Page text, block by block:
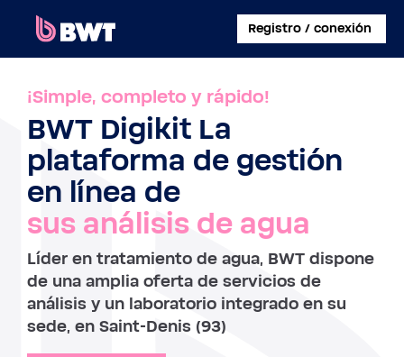
Registro / conexión
CONECTARSE A
CREAR UNA CUENTA DE USUARIO
REGISTRAR UN KIT SIN CUENTA
SOBRE BWT
CONTACTAR
¡Simple, completo y rápido!
BWT Digikit La
plataforma de gestión
en línea de
sus análisis de agua
Líder en tratamiento de agua, BWT dispone
de una amplia oferta de servicios de
análisis y un laboratorio integrado en su
sede, en Saint-Denis (93)